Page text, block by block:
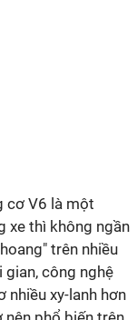
cơ V6 là một
xe thì không ngần
trên nhiều
gian, công nghệ
nhiều xy-lanh hơn